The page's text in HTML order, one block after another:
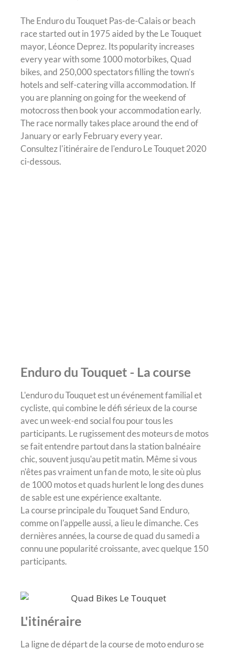
The Enduro du Touquet Pas-de-Calais or beach
race started out in 1975 aided by the Le Touquet
mayor, Léonce Deprez. Its popularity increases
every year with some 1000 motorbikes, Quad
bikes, and 250,000 spectators filling the town’s
hotels and self-catering villa accommodation. If
you are planning on going for the weekend of
motocross then book your accommodation early.
The race normally takes place around the end of
January or early February every year.
Consultez l'itinéraire de l'enduro Le Touquet 2020
ci-dessous.
Enduro du Touquet - La course
L'enduro du Touquet est un événement familial et
cycliste, qui combine le défi sérieux de la course
avec un week-end social fou pour tous les
participants. Le rugissement des moteurs de motos
se fait entendre partout dans la station balnéaire
chic, souvent jusqu'au petit matin. Même si vous
n'êtes pas vraiment un fan de moto, le site où plus
de 1000 motos et quads hurlent le long des dunes
de sable est une expérience exaltante.
La course principale du Touquet Sand Enduro,
comme on l'appelle aussi, a lieu le dimanche. Ces
dernières années, la course de quad du samedi a
connu une popularité croissante, avec quelque 150
participants.
L'itinéraire
La ligne de départ de la course de moto enduro se